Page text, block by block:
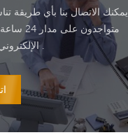
يمكنك الاتصال بنا بأي طريقة
متواجدون
الإلكتروني أو الهاتف .